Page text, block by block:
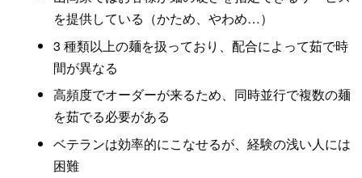
を提供している（かため、やわめ…）
3 種類以上の麺を扱っており、配合によって茹で時
間が異なる
高頻度でオーダーが来るため、同時並行で複数の麺
を茹でる必要がある
ベテランは効率的にこなせるが、経験の浅い人には
困難